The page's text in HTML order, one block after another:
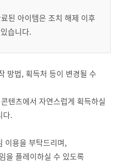
된 아이템은 조치 해제 이후
습니다.
방법, 획득처 등이 변경될 수
텐츠에서 자연스럽게 획득하실
다.
이용을 부탁드리며,
을 플레이하실 수 있도록